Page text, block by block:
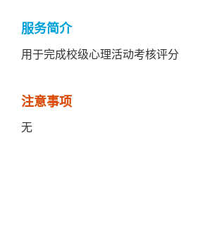
服务简介
用于完成校级心理活动考核评分
注意事项
无